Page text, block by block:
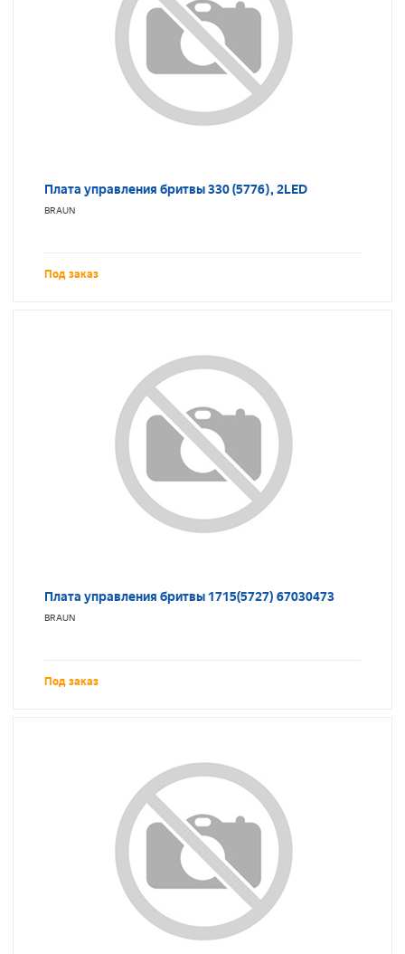
Плата управления бритвы 330 (5776), 2LED
BRAUN
Под заказ
Плата управления бритвы 1715(5727) 67030473
BRAUN
Под заказ